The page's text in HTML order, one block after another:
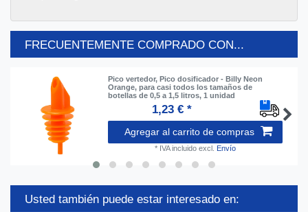
FRECUENTEMENTE COMPRADO CON...
Pico vertedor, Pico dosificador - Billy Neon
Orange, para casi todos los tamaños de
botellas de 0,5 a 1,5 litros, 1 unidad
1,23 € *
Agregar al carrito de compras
* IVA incluido excl. Envío
Usted también puede estar interesado en: